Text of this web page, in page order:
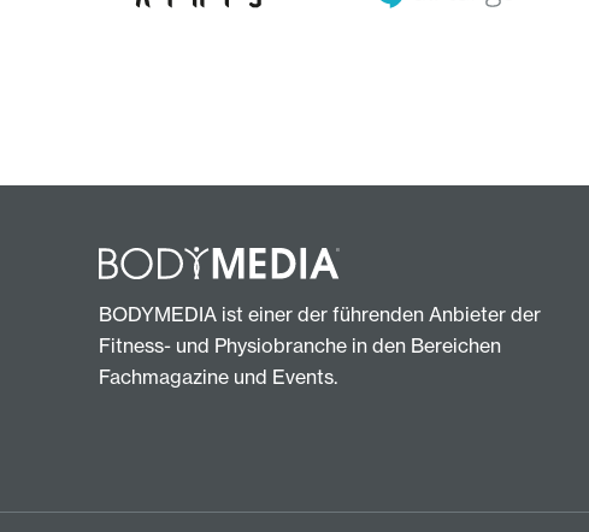
BODYMEDIA ist einer der führenden Anbieter der
Fitness- und Physiobranche in den Bereichen
Fachmagazine und Events.